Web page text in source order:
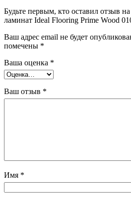
Будьте первым, кто оставил отзыв
ламинат Ideal Flooring Prime Wood
Ваш адрес email не будет
помечены *
Ваша оценка *
Ваш отзыв *
Имя *